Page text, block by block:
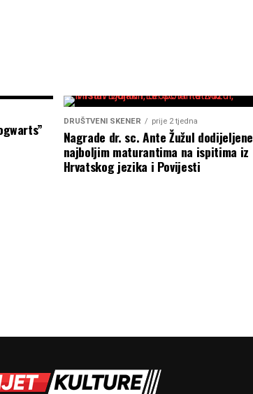
DRUŠTVENI SKENER prije 2 tjedna
Nagrade dr. sc. Ante Žužul dodijeljene
najboljim maturantima na ispitima iz
Hrvatskog jezika i Povijesti